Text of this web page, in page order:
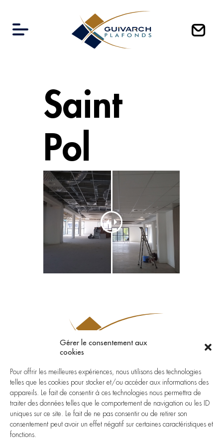
Gérer le consentement aux
cookies
Pour offrir les meilleures expériences, nous utilisons des technologies
telles que les cookies pour stocker et/ou accéder aux informations des
appareils. Le fait de consentir à ces technologies nous permettra de
traiter des données telles que le comportement de navigation ou les ID
uniques sur ce site. Le fait de ne pas consentir ou de retirer son
consentement peut avoir un effet négatif sur certaines caractéristiques et
fonctions.
ACCUEIL
PLAFONDS
CLOISONS
Saint
Pol
Besoin d’un devis ? Contactez-nous
pour en savoir plus...
+ 33 2 96 94 96 82